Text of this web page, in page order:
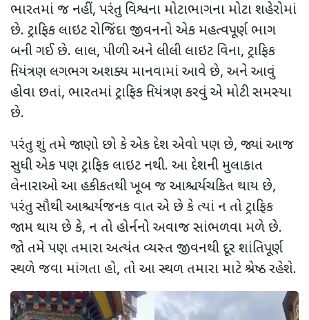
ભારતમાં જ નહીં, પરંતુ વિશ્વના મોટાભાગના મોટા શહેરોમાં
છે. ટ્રાફિક લાઇટ રોજિંદા જીવનનો એક મહત્વપૂર્ણ ભાગ
બની ગઈ છે. લાલ, પીળી અને લીલી લાઇટ વિના, ટ્રાફિક
નિયંત્રણ લગભગ અશક્ય માનવામાં આવે છે, અને આવું
હોવા છતાં, ભારતમાં ટ્રાફિક નિયંત્રણ કરવું એ મોટી સમસ્યા
છે.
પરંતુ શું તમે જાણો છો કે એક દેશ એવો પણ છે, જ્યાં આજ
સુધી એક પણ ટ્રાફિક લાઇટ નથી. આ દેશની મુલાકાત
લેનારાઓ આ હકીકતથી ખૂબ જ આશ્ચર્યચકિત થાય છે,
પરંતુ સૌથી આશ્ચર્યજનક વાત એ છે કે ત્યાં ન તો ટ્રાફિક
જામ થાય છે કે, ન તો હોર્નનો અવાજ સાંભળવા મળે છે.
જો તમે પણ તમારા અત્યંત વ્યસ્ત જીવનથી દૂર શાંતિપૂર્ણ
સ્થળે જવા માંગતા હો, તો આ સ્થળ તમારા માટે શ્રેષ્ઠ રહેશે.